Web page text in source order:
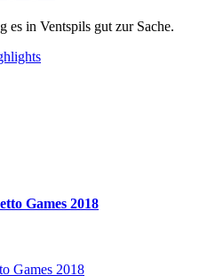
es in Ventspils gut zur Sache.
Games 2018
Games 2018